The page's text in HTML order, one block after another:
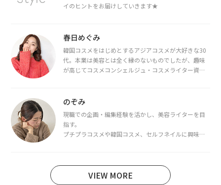
イのヒントをお届けしていきます★
春日めぐみ
韓国コスメをはじめとするアジアコスメが大好きな30
代。本業は美容とは全く縁のないものでしたが、趣味
が高じてコスメコンシェルジュ・コスメライター資格
断・骨格診断によるイメージコンサルティングも行っ
のぞみ
現職での企画・編集経験を活かし、美容ライターを目
指す。
プチプラコスメや韓国コスメ、セルフネイルに興味が
日本化粧品検定1級保有。
VIEW MORE